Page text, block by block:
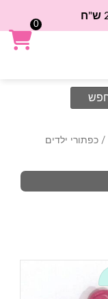
/ כפתורי ילדים
0